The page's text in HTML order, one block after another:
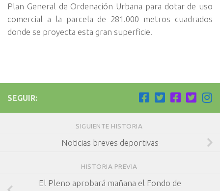
Plan General de Ordenación Urbana para dotar de uso
comercial a la parcela de 281.000 metros cuadrados
donde se proyecta esta gran superficie.
SEGUIR:
SIGUIENTE HISTORIA
Noticias breves deportivas
HISTORIA PREVIA
El Pleno aprobará mañana el Fondo de